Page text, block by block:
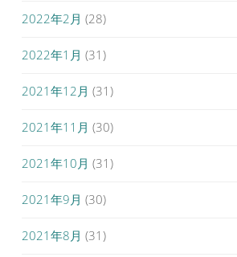
2022年2月 (28)
2022年1月 (31)
2021年12月 (31)
2021年11月 (30)
2021年10月 (31)
2021年9月 (30)
2021年8月 (31)